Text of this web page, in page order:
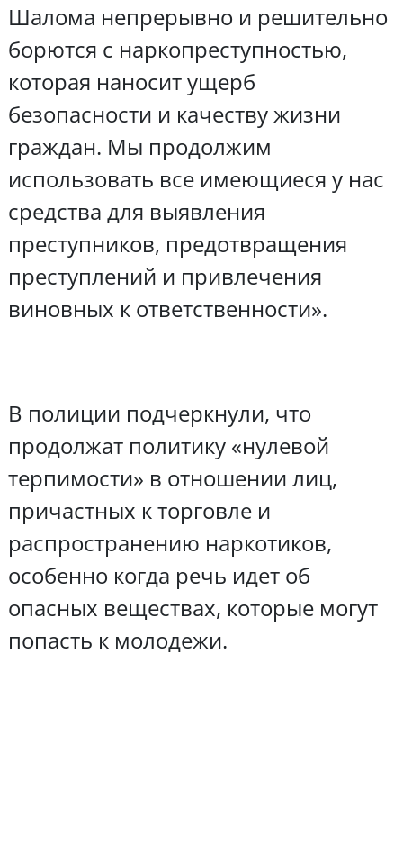
Шалома непрерывно и решительно
борются с наркопреступностью,
которая наносит ущерб
безопасности и качеству жизни
граждан. Мы продолжим
использовать все имеющиеся у нас
средства для выявления
преступников, предотвращения
преступлений и привлечения
виновных к ответственности».
В полиции подчеркнули, что
продолжат политику «нулевой
терпимости» в отношении лиц,
причастных к торговле и
распространению наркотиков,
особенно когда речь идет об
опасных веществах, которые могут
попасть к молодежи.